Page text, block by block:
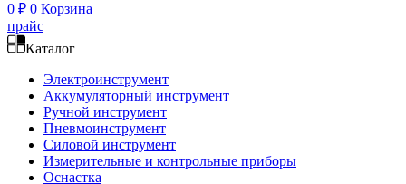
0 ₽ 0 Корзина
прайс
Каталог
Электроинструмент
Аккумуляторный инструмент
Ручной инструмент
Пневмоинструмент
Силовой инструмент
Измерительные и контрольные приборы
Оснастка